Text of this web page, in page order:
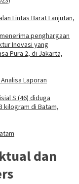
Lintas Barat Lanjutan,
Laporan
dan